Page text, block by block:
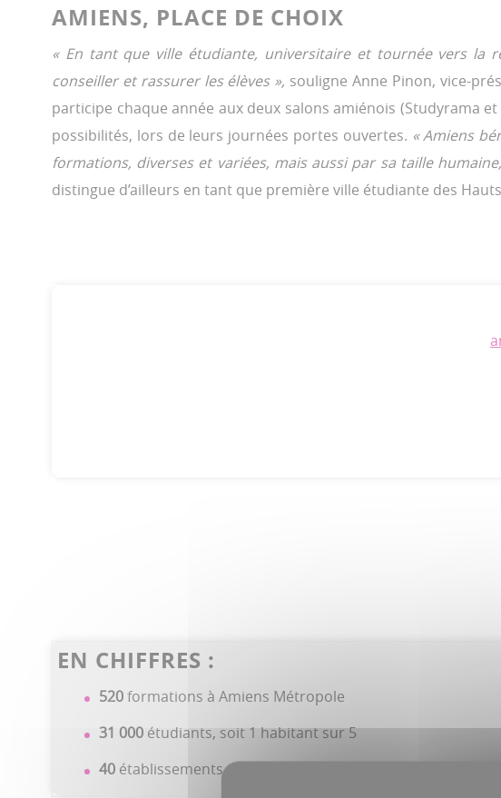
AMIENS, PLACE DE CHOIX
« En tant que ville étudiante, universitaire et tournée vers la
conseiller et rassurer les élèves », souligne Anne Pinon, vice-
participe chaque année aux deux salons amiénois (Studyrama
possibilités, lors de leurs journées portes ouvertes. « Amiens
formations, diverses et variées, mais aussi par sa taille
distingue d’ailleurs en tant que première ville étudiante des
EN CHIFFRES :
520formations à Amiens Métropole
31 000 étudiants, soit 1 habitant sur 5
40 établissements d’enseignement supérieur